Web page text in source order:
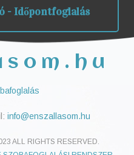
- Időpontfoglalás
info@enszallasom.hu
ALL RIGHTS RESERVED.